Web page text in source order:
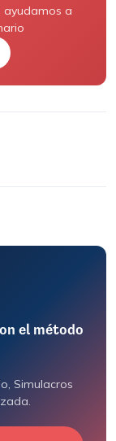
ayudamos a
el método
Simulacros